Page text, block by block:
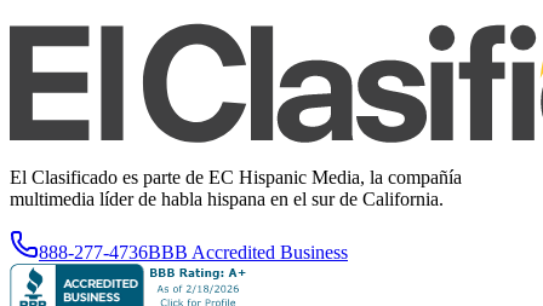
El Clasificado es parte de EC Hispanic Media, la compañía
multimedia líder de habla hispana en el sur de California.
888-277-4736BBB Accredited Business